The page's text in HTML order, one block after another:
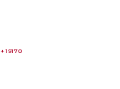
+19170